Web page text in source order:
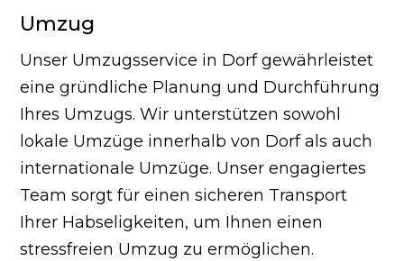
Umzug
Unser Umzugsservice in Dorf gewährleistet
eine gründliche Planung und Durchführung
Ihres Umzugs. Wir unterstützen sowohl
lokale Umzüge innerhalb von Dorf als auch
internationale Umzüge. Unser engagiertes
Team sorgt für einen sicheren Transport
Ihrer Habseligkeiten, um Ihnen einen
stressfreien Umzug zu ermöglichen.